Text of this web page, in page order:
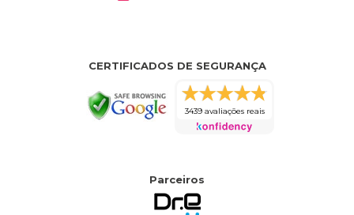
CERTIFICADOS DE SEGURANÇA
3439 avaliações reais
Parceiros